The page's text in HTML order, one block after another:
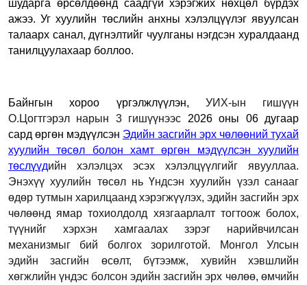
шударга өрсөлдөөнд саадгүй хэрэгжих нөхцөл бүрдэх
ажээ. Уг хуулийн төслийн анхны хэлэлцүүлэг явуулсан
талаарх санал, дүгнэлтийг чуулганы нэгдсэн хуралдаанд
танилцуулахаар боллоо.
Байнгын хороо үргэлжлүүлэн, УИХ-ын гишүүн
О.Цогтгэрэл нарын 3 гишүүнээс 2026 оны 06 дугаар
сард өргөн мэдүүлсэн Эдийн засгийн эрх чөлөөний тухай
хуулийн төсөл болон хамт өргөн мэдүүлсэн хуулийн
төслүүдийн хэлэлцэх эсэх хэлэлцүүлгийг явууллаа.
Энэхүү хуулийн төсөл нь Үндсэн хуулийн үзэл санааг
өдөр тутмын харилцаанд хэрэгжүүлэх, эдийн засгийн эрх
чөлөөнд ямар тохиолдолд хязгаарлалт тогтоож болох,
түүнийг хэрхэн хамгаалах зэрэг нарийвчилсан
механизмыг бий болгох зорилготой. Монгол Улсын
эдийн засгийн өсөлт, бүтээмж, хувийн хэвшлийн
хөгжлийн үндэс болсон эдийн засгийн эрх чөлөө, өмчийн